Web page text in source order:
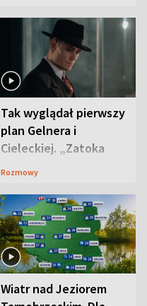
Tak wyglądał pierwszy
plan Gelnera i
Cieleckiej. „Zatoka
szpiegów” od razu ich
Rozmowy
Wiatr nad Jeziorem